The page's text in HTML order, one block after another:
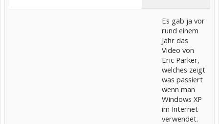
Es gab ja vor
rund einem
Jahr das
Video von
Eric Parker,
welches zeigt
was passiert
wenn man
Windows XP
im Internet
verwendet.